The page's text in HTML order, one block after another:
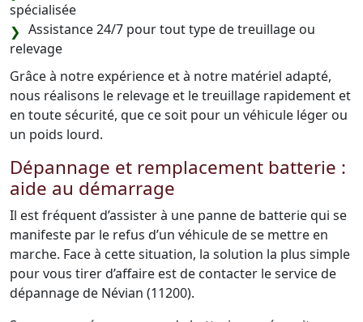
spécialisée
Assistance 24/7 pour tout type de treuillage ou
relevage
Grâce à notre expérience et à notre matériel adapté,
nous réalisons le relevage et le treuillage rapidement et
en toute sécurité, que ce soit pour un véhicule léger ou
un poids lourd.
Dépannage et remplacement batterie :
aide au démarrage
Il est fréquent d’assister à une panne de batterie qui se
manifeste par le refus d’un véhicule de se mettre en
marche. Face à cette situation, la solution la plus simple
pour vous tirer d’affaire est de contacter le service de
dépannage de Névian (11200).